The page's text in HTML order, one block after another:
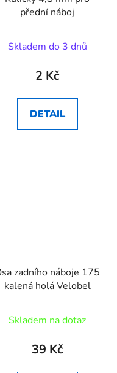
přední náboj
Skladem do 3 dnů
2 Kč
DETAIL
zadního náboje 175
kalená holá Velobel
Skladem na dotaz
39 Kč